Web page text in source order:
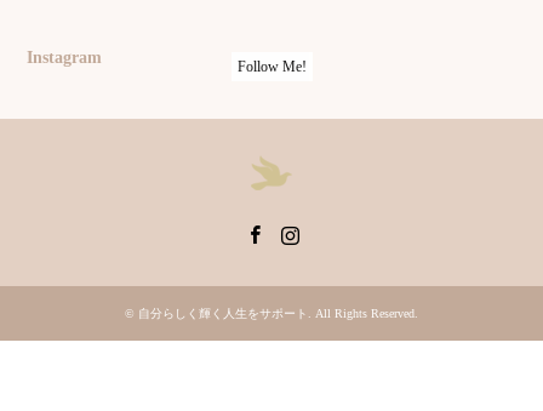
Instagram Follow Me!
© 自分らしく輝く人生をサポート . All Rights Reserved.